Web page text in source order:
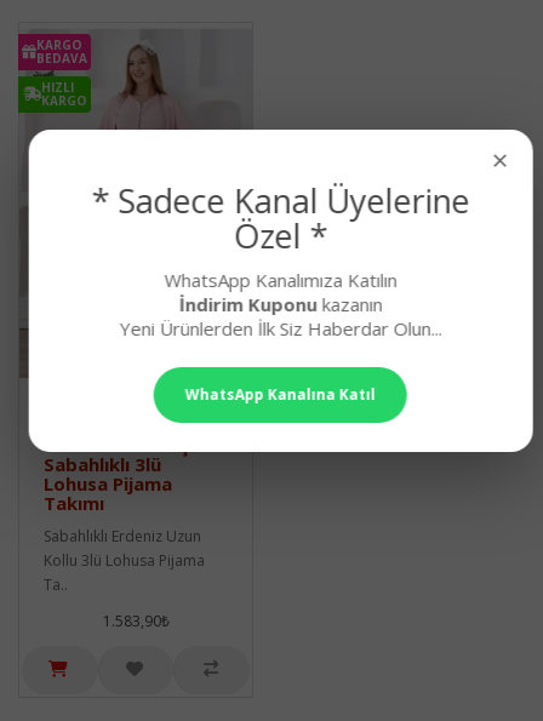
KARGO
BEDAVA
HIZLI
KARGO
Somon Renk Dantel
Detaylı Derin Patlı,
Sabahlıklı 3lü
Lohusa Pijama
Takımı
Sabahlıklı Erdeniz Uzun
Kollu 3lü Lohusa Pijama
Ta..
1.583,90₺
×
* Sadece Kanal Üyelerine
Özel *
WhatsApp Kanalımıza Katılın
İndirim Kuponukazanın
Yeni Ürünlerden İlk Siz Haberdar Olun...
WhatsApp Kanalına Katıl